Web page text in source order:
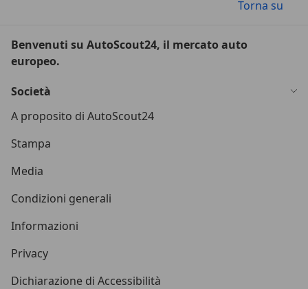
Torna su
Benvenuti su AutoScout24, il mercato auto
europeo.
Società
A proposito di AutoScout24
Stampa
Media
Condizioni generali
Informazioni
Privacy
Dichiarazione di Accessibilità